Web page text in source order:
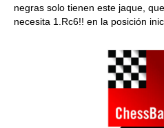
negras solo tienen este jaque,
necesita 1.Rc6!! en la posición